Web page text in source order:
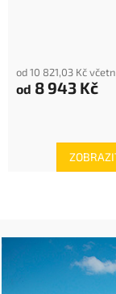
od 10 821,03 Kč
od 8 943 Kč